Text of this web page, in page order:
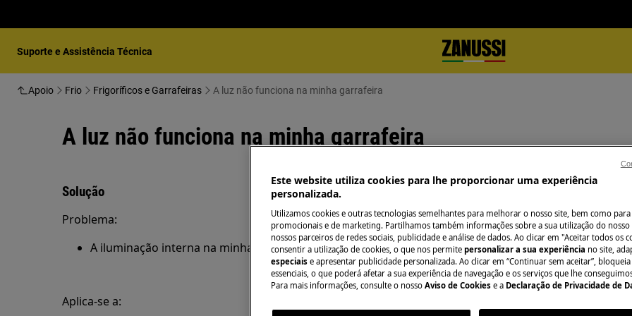
Suporte e Assistência Técnica
Apoio Frio Frigoríficos e Garrafeiras A luz não funciona na minha garrafeira
A luz não funciona na minha garrafeira
Solução
Problema:
A iluminação interna na minha garrafeira não está a funcionar
Aplica-se a:
Não se
assistência
Este website utiliza cookies para lhe proporcionar uma experiência
personalizada.
Utilizamos cookies e outras tecnologias semelhantes para melhorar o nosso site, bem como
promocionais e de marketing. Partilhamos também informações sobre a sua utilização do nosso
nossos parceiros de redes sociais, publicidade e análise de dados. Ao clicar em "Aceitar todos os
consentir a utilização de cookies, o que nos permite personalizar a sua experiência no site,
especiais e apresentar publicidade personalizada. Ao clicar em “Continuar sem aceitar”,
essenciais, o que poderá afetar a sua experiência de navegação e os serviços que lhe
Para mais informações, consulte o nosso Aviso de Cookies e a Declaração de Privacidade de